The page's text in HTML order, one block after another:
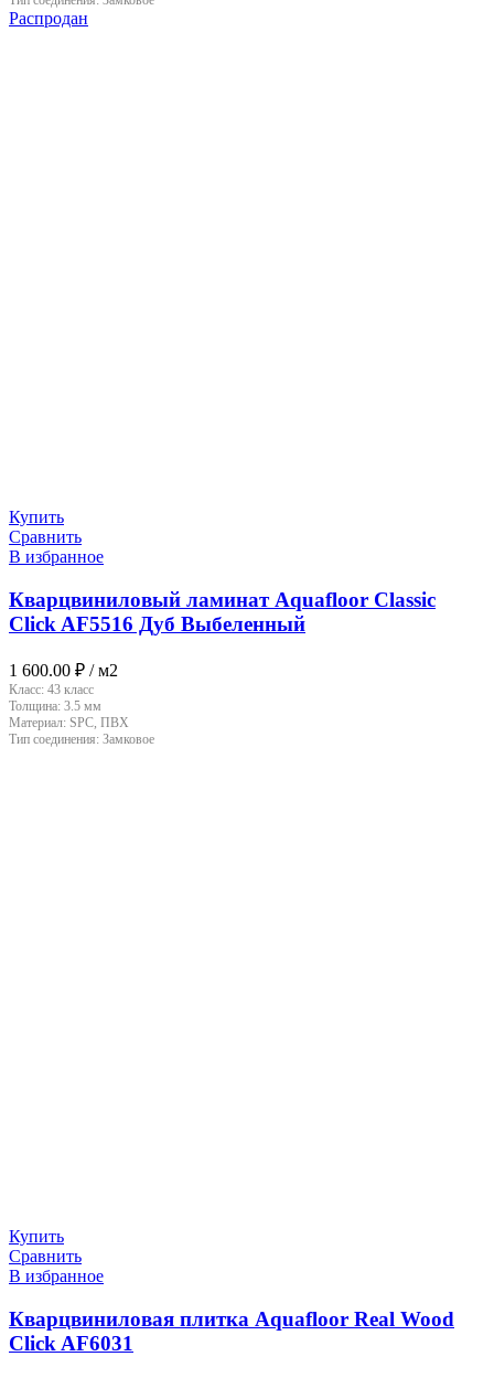
Распродан
Купить
Сравнить
В избранное
Кварцвиниловый ламинат Aquafloor Classic
Click AF5516 Дуб Выбеленный
1 600.00 ₽ / м2
Класс: 43 класс
Толщина: 3.5 мм
Материал: SPC, ПВХ
Тип соединения: Замковое
Купить
Сравнить
В избранное
Кварцвиниловая плитка Aquafloor Real Wood
Click AF6031